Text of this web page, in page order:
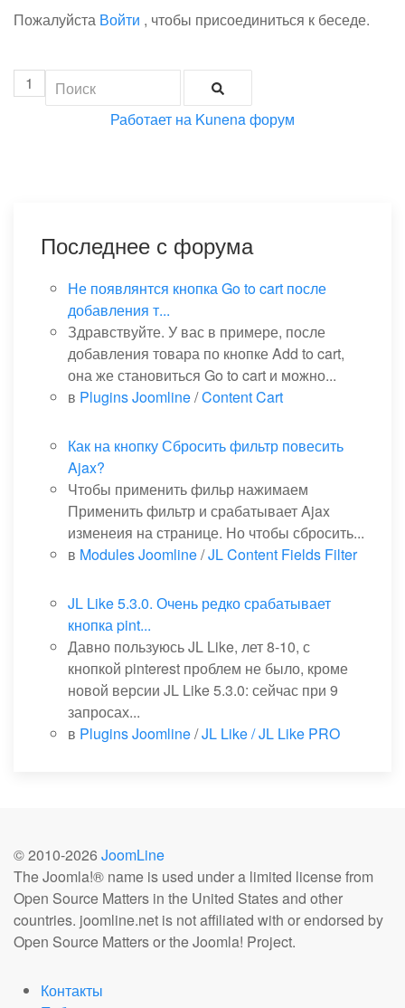
Пожалуйста Войти , чтобы присоединиться к беседе.
1
Работает на Kunena форум
Последнее с форума
Не появлянтся кнопка Go to cart после
добавления т...
Здравствуйте. У вас в примере, после
добавления товара по кнопке Add to cart,
она же становиться Go to cart и можно...
в Plugins Joomline/Content Cart
Как на кнопку Сбросить фильтр повесить
Ajax?
Чтобы применить фильр нажимаем
Применить фильтр и срабатывает Ajax
изменеия на странице. Но чтобы сбросить...
в Modules Joomline/JL Content Fields Filter
JL Like 5.3.0. Очень редко срабатывает
кнопка pint...
Давно пользуюсь JL Like, лет 8-10, с
кнопкой pinterest проблем не было, кроме
новой версии JL Like 5.3.0: сейчас при 9
запросах...
в Plugins Joomline/JL Like / JL Like PRO
© 2010-2026 JoomLine
The Joomla!® name is used under a limited license from
Open Source Matters in the United States and other
countries. joomline.net is not affiliated with or endorsed by
Open Source Matters or the Joomla! Project.
Контакты